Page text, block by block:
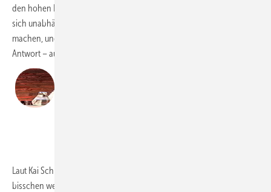
den hohen Kosten fossiler Energieträger zu schützen. Es sei wichtig,
sich unabhängig von den Fossilen und von hohen Preisen zu
machen, und dafür sei das aktuelle GEG eine gute und notwendige
Antwort – auch mit Blick auf die geopolitische Situation.
Laut Kai Schiefelbein tat der wilde Ritt der Branche mehr als nur ein
bisschen weh. Wichtig sei daher Kontinuität. Daher komme es nun